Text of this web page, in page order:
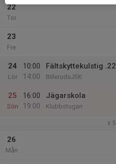
22
Tor
23
Fre
24
Lör
10:00
14:00
Fältskyttekulstig .22
BillerudsJSK
25
Sön
16:00
19:00
Jägarskola
Klubbstugan
v.5
26
Mån